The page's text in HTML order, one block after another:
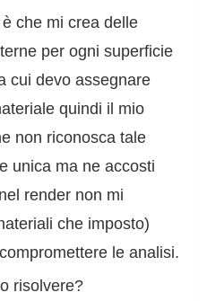
che mi crea delle
per ogni superficie
cui devo assegnare
quindi il mio
non riconosca tale
unica ma ne accosti
render non mi
che imposto)
le analisi.
risolvere?